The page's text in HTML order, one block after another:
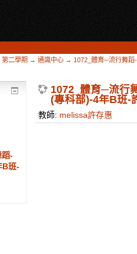
第二學期 → 通識中心 → 1072_體育─流行舞
1072_體育─流行
(專科部)-4年B班-
教師: melissa許存惠
蹈-
B班-